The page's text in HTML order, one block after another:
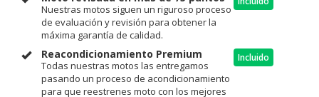
Nuestras motos siguen un riguroso proceso
de evaluación y revisión para obtener la
máxima garantía de calidad.
Reacondicionamiento Premium
Todas nuestras motos las entregamos
pasando un proceso de acondicionamiento
para que reestrenes moto con los mejores
Incluido